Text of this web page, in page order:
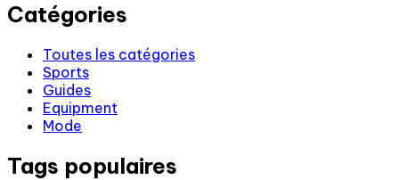
Catégories
Toutes les catégories
Sports
Guides
Equipment
Mode
Tags populaires